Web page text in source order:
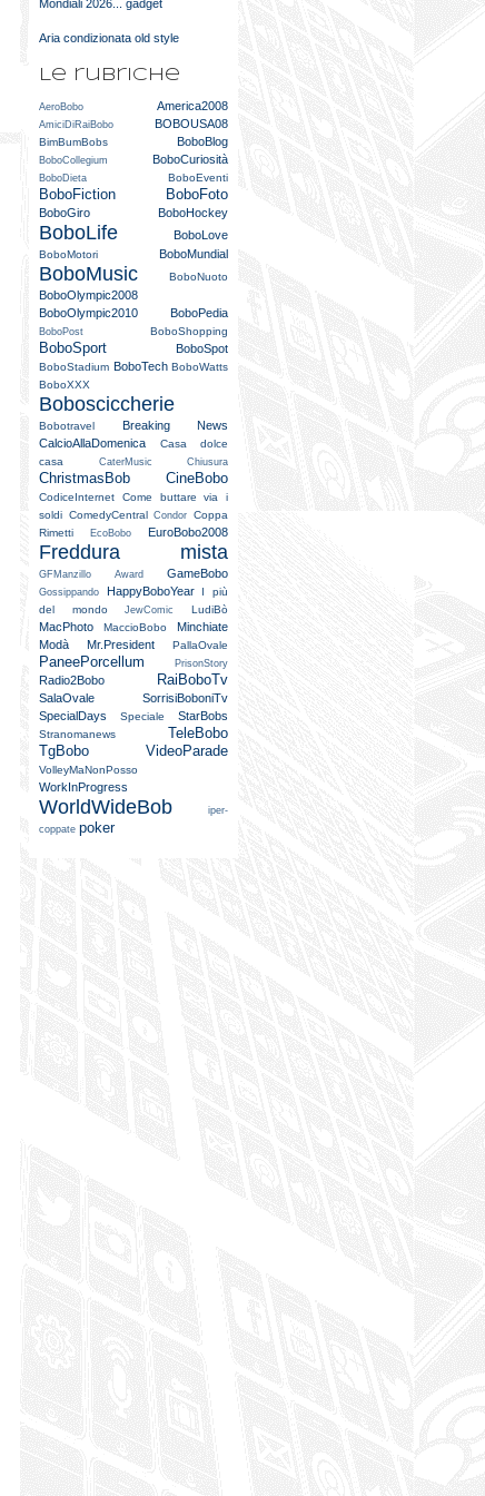
Mondiali 2026... gadget
Aria condizionata old style
Le rubriche
AeroBobo America2008
AmiciDiRaiBobo BOBOUSA08
BimBumBobs BoboBlog
BoboCollegium BoboCuriosità
BoboDieta BoboEventi
BoboFiction BoboFoto
BoboGiro BoboHockey
BoboLife BoboLove
BoboMotori BoboMundial
BoboMusic BoboNuoto
BoboOlympic2008
BoboOlympic2010
BoboPedia
BoboPost BoboShopping
BoboSport BoboSpot
BoboStadium BoboTech BoboWatts
BoboXXX
Bobosciccherie
Bobotravel
Breaking News
CalcioAllaDomenica
Casa dolce
casa
CaterMusic Chiusura
ChristmasBob CineBobo
CodiceInternet
Come buttare via i
soldi ComedyCentral Condor
Coppa
Rimetti
EcoBobo EuroBobo2008
Freddura mista
GFManzillo Award GameBobo
Gossippando HappyBoboYear
I più
del mondo
JewComic LudiBò
MacPhoto MaccioBobo
Minchiate
Modà
Mr.President PallaOvale
PaneePorcellum PrisonStory
Radio2Bobo RaiBoboTv
SalaOvale
SorrisiBoboniTv
SpecialDays
Speciale StarBobs
Stranomanews
TeleBobo
TgBobo
VideoParade
VolleyMaNonPosso
WorkInProgress
WorldWideBob
iper-
coppate poker